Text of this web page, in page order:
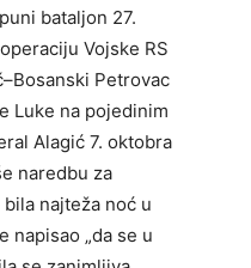
bataljon 27.
Vojske RS
Petrovac
Luke na pojedinim
Alagić 7. oktobra
naredbu za
najteža noć u
napisao „da se u